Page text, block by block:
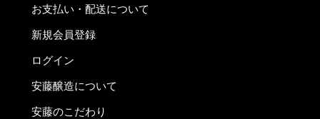
お支払い・配送について
新規会員登録
ログイン
安藤醸造について
安藤のこだわり